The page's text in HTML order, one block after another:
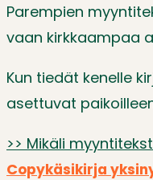
Parempien
vaan kirkkaampaa
Kun tiedät kenelle
asettuvat
>> Mikäli
Copykäsikirja